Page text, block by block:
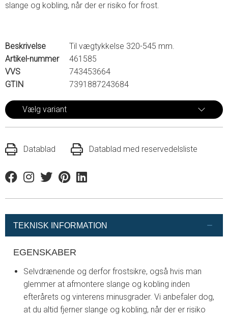
slange og kobling, når der er risiko for frost.
Beskrivelse
Til vægtykkelse 320-545 mm.
Artikel-nummer
461585
VVS
743453664
GTIN
7391887243684
Vælg variant
Datablad Datablad med reservedelsliste
FacebookInstagram
TwitterPinterestLinkedin
TEKNISK INFORMATION
EGENSKABER
Selvdrænende og derfor frostsikre, også hvis man
glemmer at afmontere slange og kobling inden
efterårets og vinterens minusgrader. Vi anbefaler dog,
at du altid fjerner slange og kobling, når der er risiko